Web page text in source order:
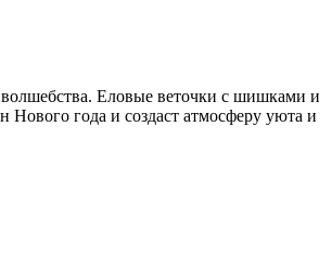
Еловые веточки с шишками и
Нового года и создаст атмосферу уюта и